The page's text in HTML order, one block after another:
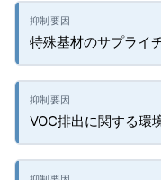
特殊基材のサプライ
VOC排出に関する環